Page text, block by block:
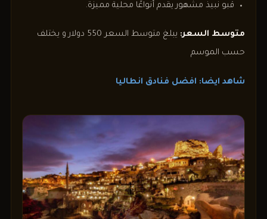
قبو نبيذ مشهور يقدم أنواعًا محلية مميزة.
متوسط السعر:
يبلغ متوسط السعر 550 دولار و يختلف
حسب الموسم
شاهد ايضا: افضل فنادق انطاليا